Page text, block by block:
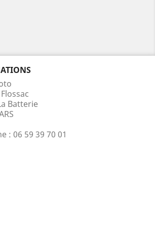
Batterie
: 06 59 39 70 01